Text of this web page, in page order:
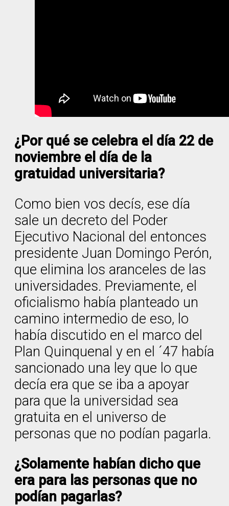
¿Por qué se celebra el día 22 de
noviembre el día de la
gratuidad universitaria?
Como bien vos decís, ese día
sale un decreto del Poder
Ejecutivo Nacional del entonces
presidente Juan Domingo Perón,
que elimina los aranceles de las
universidades. Previamente, el
oficialismo había planteado un
camino intermedio de eso, lo
había discutido en el marco del
Plan Quinquenal y en el ´47 había
sancionado una ley que lo que
decía era que se iba a apoyar
para que la universidad sea
gratuita en el universo de
personas que no podían pagarla.
¿Solamente habían dicho que
era para las personas que no
podían pagarlas?